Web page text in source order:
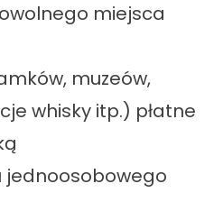
miejsca
muzeów,
whisky itp.) płatne
jednoosobowego